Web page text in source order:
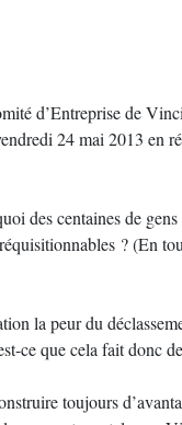
d’Entreprise de
24 mai 2013 en
des centaines de
? (En
la peur du
ce que cela fait donc
toujours